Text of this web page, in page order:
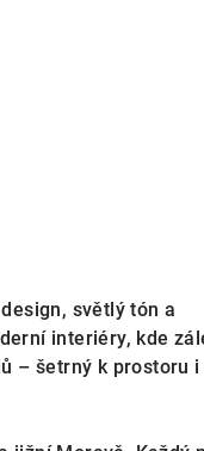
světlý tón a
interiéry, kde
– šetrný k prostoru i